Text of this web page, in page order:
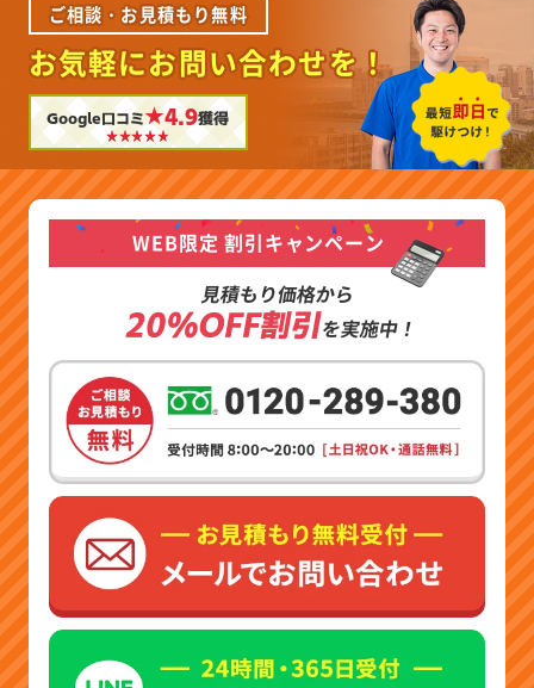
ご相談・お見積もり無料
お気軽にお問い合わせを！
Google口コミ★4.9獲得
WEB限定 割引キャンペーン
見積もり価格から
20%OFF割引を実施中！